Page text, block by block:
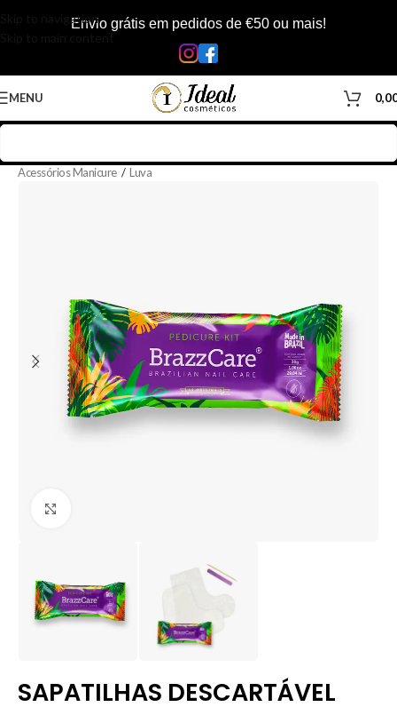
Skip to navigationEnvio grátis em pedidos de €50 ou mais!
MENU
Acessórios Manicure / Luva
SAPATILHAS DESCARTÁVEL